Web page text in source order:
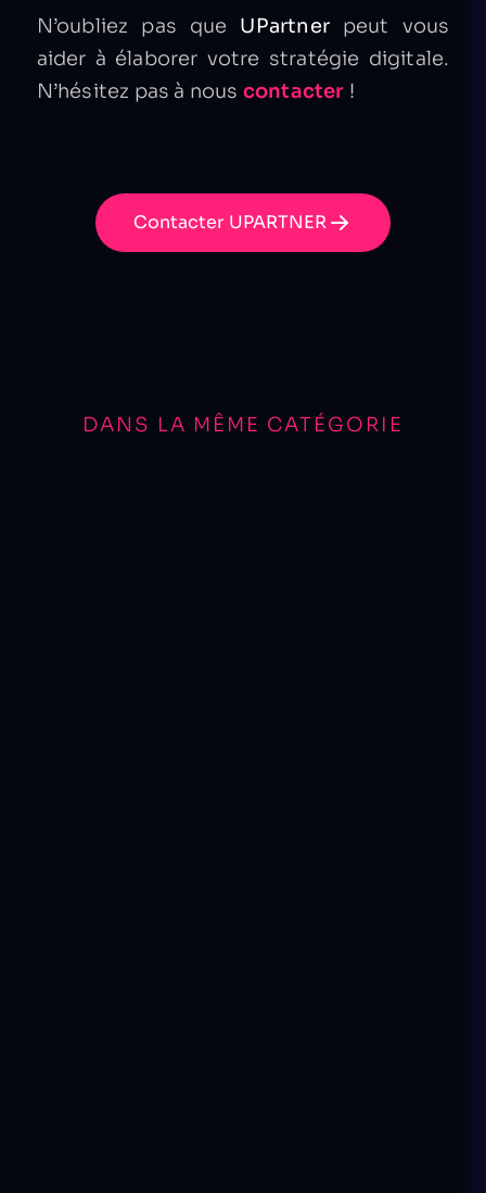
N’oubliez pas que UPartnerpeut vous
aider à élaborer votre stratégie digitale.
N’hésitez pas à nous contacter !
Contacter UPARTNER
DANS LA MÊME CATÉGORIE